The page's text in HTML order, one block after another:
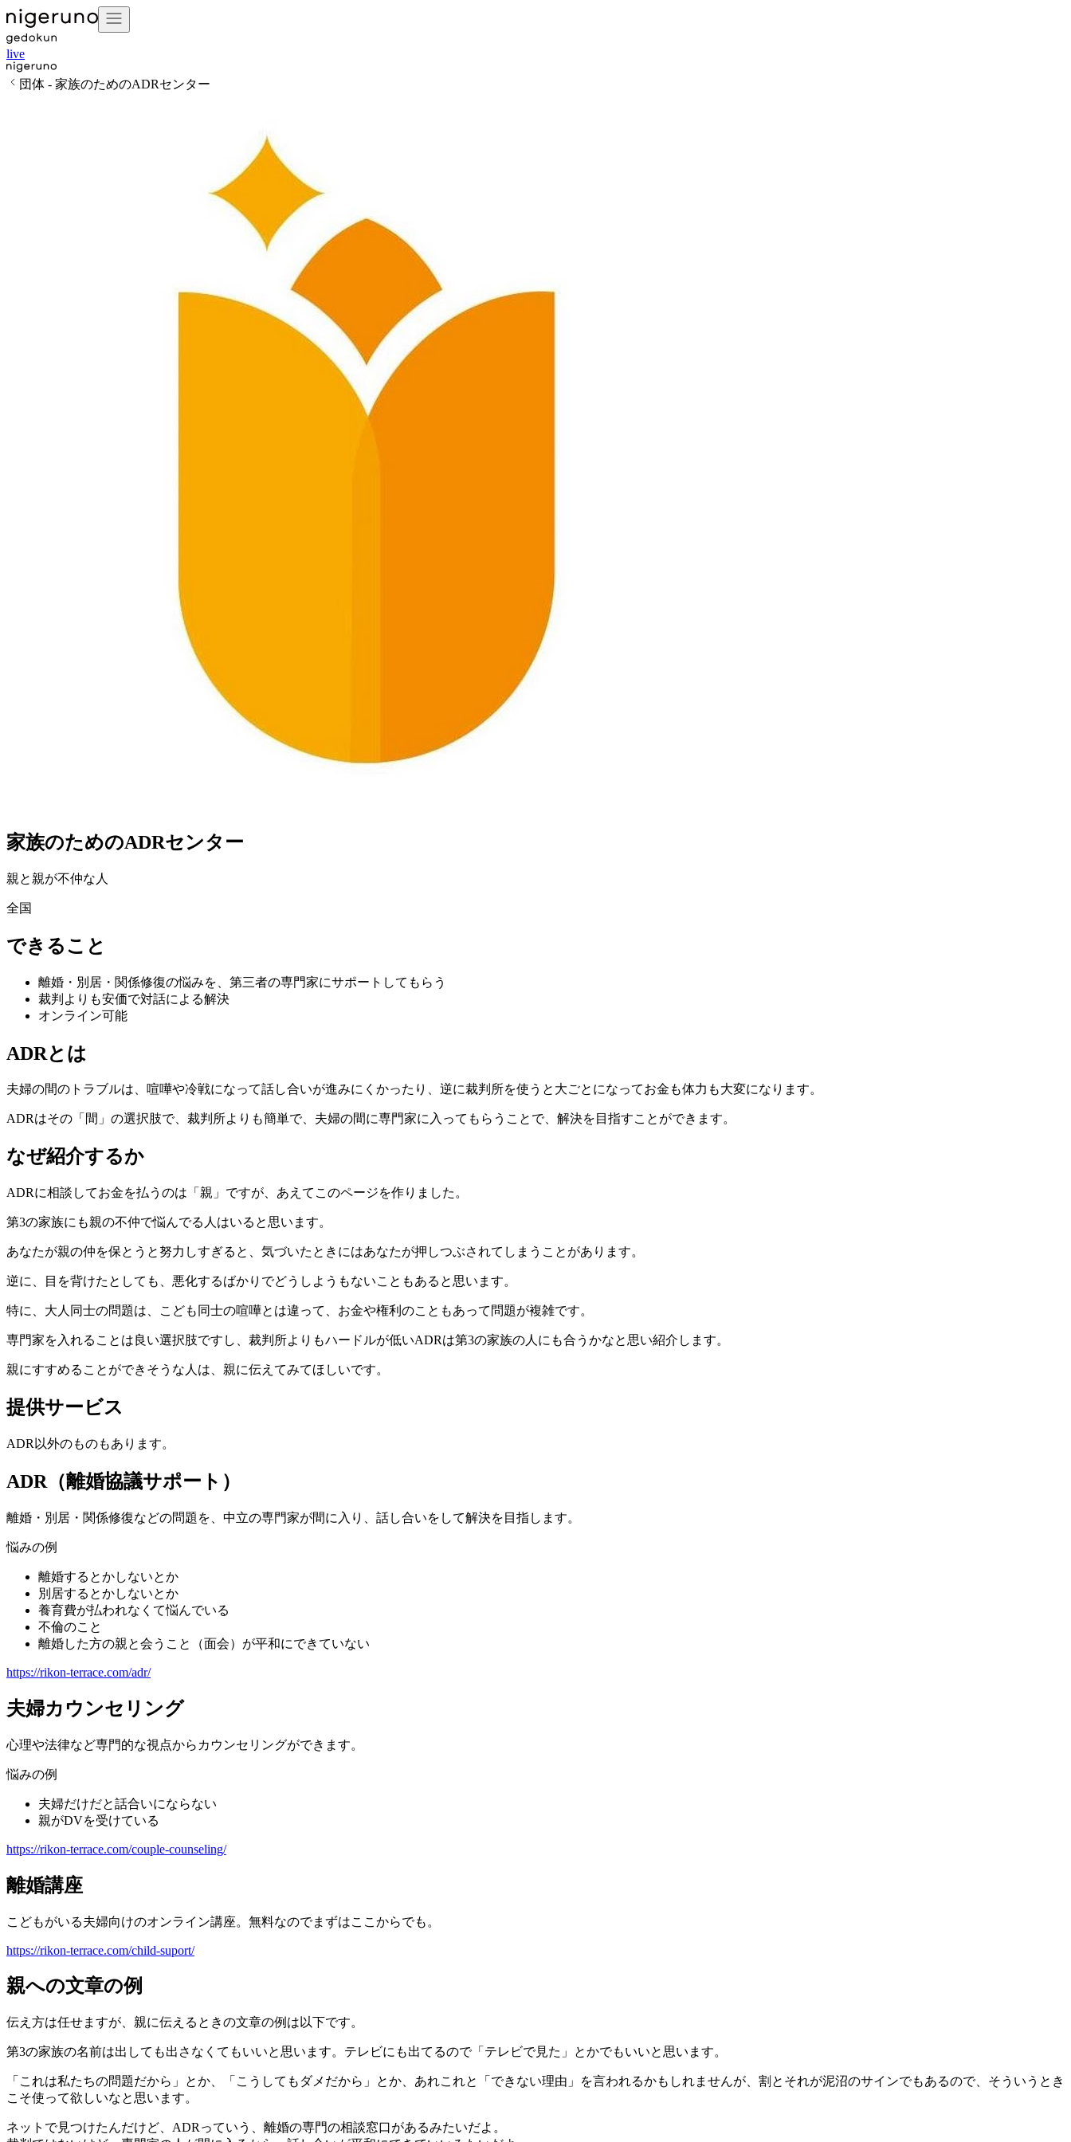
live
団体 - 家族のためのADRセンター
家族のためのADRセンター
親と親が不仲な人
全国
できること
離婚・別居・関係修復の悩みを、第三者の専門家にサポートしてもらう
裁判よりも安価で対話による解決
オンライン可能
ADRとは
夫婦の間のトラブルは、喧嘩や冷戦になって話し合いが進みにくかったり、逆に裁判所を使うと大ごとになってお金も体力も大変になります。
ADRはその「間」の選択肢で、裁判所よりも簡単で、夫婦の間に専門家に入ってもらうことで、解決を目指すことができます。
なぜ紹介するか
ADRに相談してお金を払うのは「親」ですが、あえてこのページを作りました。
第3の家族にも親の不仲で悩んでる人はいると思います。
あなたが親の仲を保とうと努力しすぎると、気づいたときにはあなたが押しつぶされてしまうことがあります。
逆に、目を背けたとしても、悪化するばかりでどうしようもないこともあると思います。
特に、大人同士の問題は、こども同士の喧嘩とは違って、お金や権利のこともあって問題が複雑です。
専門家を入れることは良い選択肢ですし、裁判所よりもハードルが低いADRは第3の家族の人にも合うかなと思い紹介します。
親にすすめることができそうな人は、親に伝えてみてほしいです。
提供サービス
ADR以外のものもあります。
ADR（離婚協議サポート）
離婚・別居・関係修復などの問題を、中立の専門家が間に入り、話し合いをして解決を目指します。
悩みの例
離婚するとかしないとか
別居するとかしないとか
養育費が払われなくて悩んでいる
不倫のこと
離婚した方の親と会うこと（面会）が平和にできていない
https://rikon-terrace.com/adr/
夫婦カウンセリング
心理や法律など専門的な視点からカウンセリングができます。
悩みの例
夫婦だけだと話合いにならない
親がDVを受けている
https://rikon-terrace.com/couple-counseling/
離婚講座
こどもがいる夫婦向けのオンライン講座。無料なのでまずはここからでも。
https://rikon-terrace.com/child-suport/
親への文章の例
伝え方は任せますが、親に伝えるときの文章の例は以下です。
第3の家族の名前は出しても出さなくてもいいと思います。テレビにも出てるので「テレビで見た」とかでもいいと思います。
「これは私たちの問題だから」とか、「こうしてもダメだから」とか、あれこれと「できない理由」を言われるかもしれませんが、割とそれが泥沼のサインでもあるので、そういうとき
こそ使って欲しいなと思います。
ネットで見つけたんだけど、ADRっていう、離婚の専門の相談窓口があるみたいだよ。